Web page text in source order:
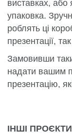
виставках,
упаковка.
роблять ці
презентації,
Замовивши
надати вашим
презентацію,
ІНШІ ПРОЄКТИ